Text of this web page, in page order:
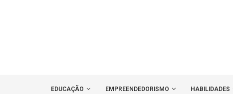
EDUCAÇÃO EMPREENDEDORISMO HABILIDADES